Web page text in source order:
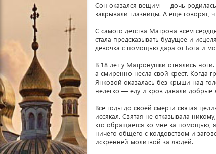
Сон оказался вещим — дочь
закрывали глазницы. А еще говорят,
С самого детства Матрона всем
стала предсказывать будущее и
девочка с помощью дара от Бога и
В 18 лет у Матронушки отнялись
а смиренно несла свой крест. Когда
Янковой оказалась без крыши над
нелегко — еду и кров давали добрые
Все годы до своей смерти святая
иссякал. Святая не отказывала
кто обращается ко мне за помощью,
ничего общего с колдовством и
искренней молитвой за людей.